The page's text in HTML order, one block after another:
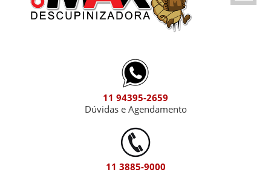
11 94395-2659
Dúvidas e Agendamento
11 3885-9000